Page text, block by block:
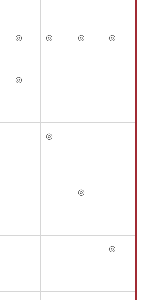
◎ ◎ ◎ ◎
◎
◎
◎
◎